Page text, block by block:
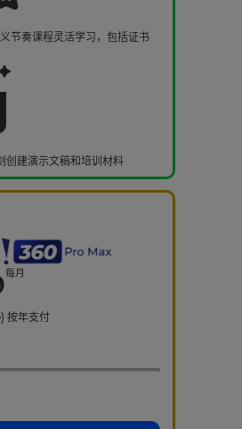
节奏课程灵活学习，包括证书
创建演示文稿和培训材料
每月
按年支付